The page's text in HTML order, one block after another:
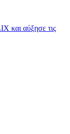
και αύξησε τις